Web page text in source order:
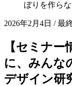
ぼりを作ら
2026年2月4日 / 最
【セミナー
に、みんな
デザイン研